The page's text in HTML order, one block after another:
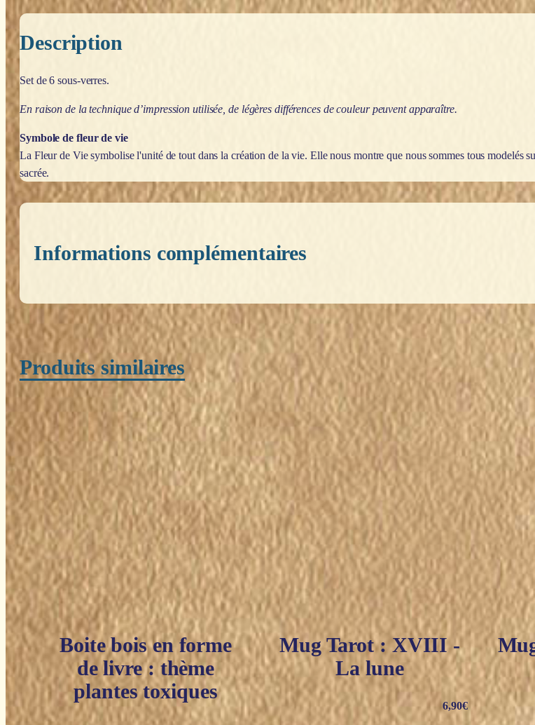
Description
Set de 6 sous-verres.
En raison de la technique d’impression utilisée, de légères différences de couleur peuvent apparaître.
Symbole de fleur de vie
La Fleur de Vie symbolise l'unité de tout dans la création de la vie. Elle nous montre que nous sommes tous modelés
sacrée.
Informations complémentaires
Produits similaires
Boite bois en forme
de livre : thème
plantes toxiques
Mug Tarot : XVIII -
La lune
6,90€